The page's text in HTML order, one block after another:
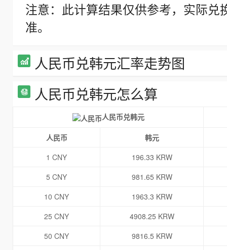
注意：此计算结果仅供参考，实际
准。
人民币兑韩元汇率走势图
人民币兑韩元怎么算
人民币兑韩元
人民币
韩元
1 CNY
196.33 KRW
5 CNY
981.65 KRW
10 CNY
1963.3 KRW
25 CNY
4908.25 KRW
50 CNY
9816.5 KRW